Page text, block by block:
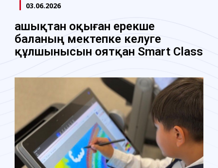
03.06.2026
Қашықтан оқыған ерекше
баланың мектепке келуге
құлшынысын оятқан Smart Class